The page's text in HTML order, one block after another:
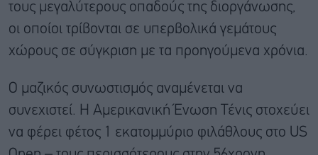
τους μεγαλύτερους οπαδούς της διοργάνωσης,
οι οποίοι τρίβονται σε υπερβολικά γεμάτους
χώρους σε σύγκριση με τα προηγούμενα χρόνια.
Ο μαζικός συνωστισμός αναμένεται να
συνεχιστεί. Η Αμερικανική Ένωση Τένις στοχεύει
να φέρει φέτος 1 εκατομμύριο φιλάθλους στο US